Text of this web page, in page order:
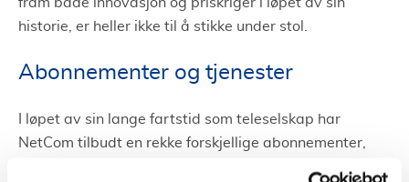
historie, er heller ikke til å stikke under stol.
Abonnementer og tjenester
I løpet av sin lange fartstid som teleselskap har
NetCom tilbudt en rekke forskjellige abonnementer,